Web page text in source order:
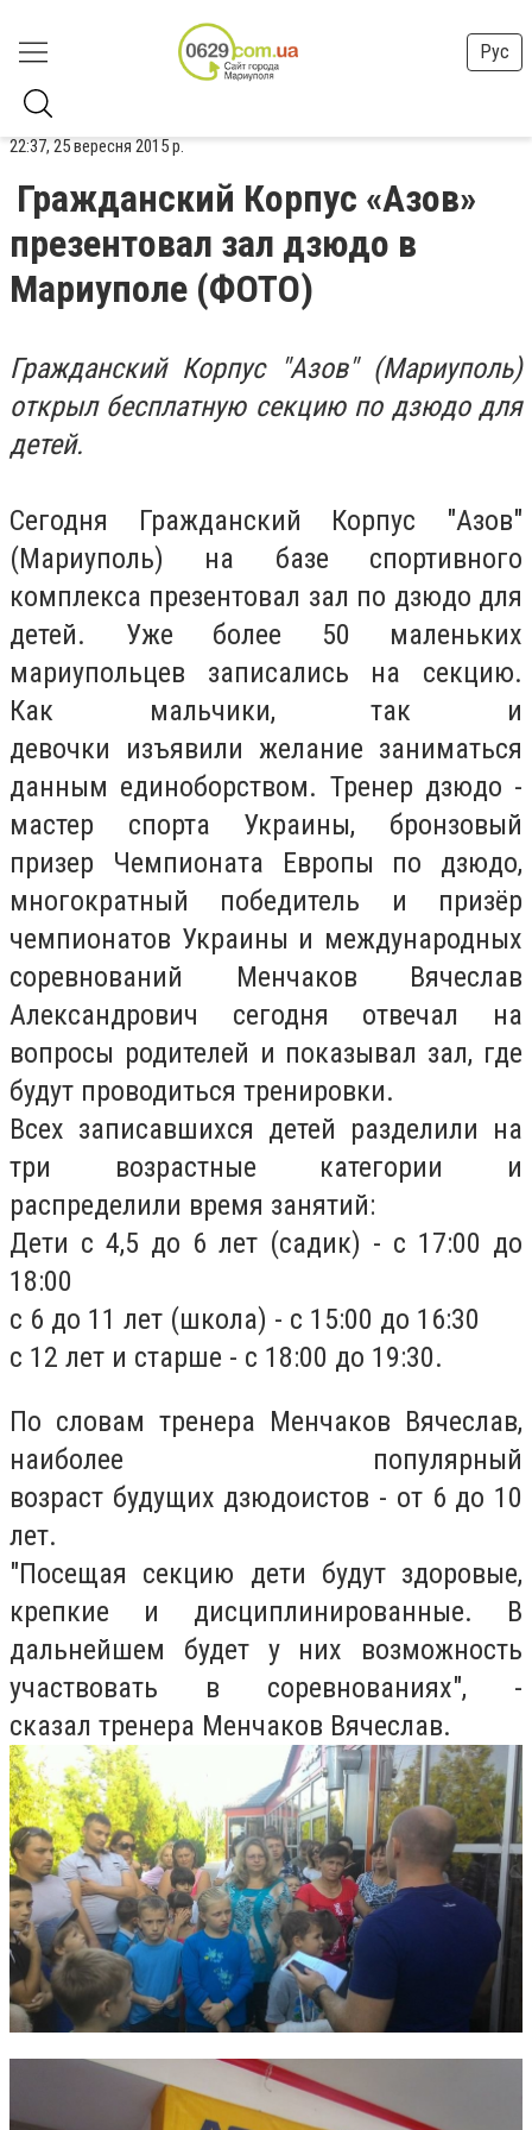
Рус
22:37, 25 вересня 2015 р.
Гражданский Корпус «Азов»
презентовал зал дзюдо в
Мариуполе (ФОТО)
Гражданский Корпус "Азов" (Мариуполь)
открыл бесплатную секцию по дзюдо для
детей.
Сегодня Гражданский Корпус "Азов"
(Мариуполь) на базе спортивного
комплекса презентовал зал по дзюдо для
детей. Уже более 50 маленьких
мариупольцев записались на секцию.
Как мальчики, так и
девочки изъявили желание заниматься
данным единоборством. Тренер дзюдо -
мастер спорта Украины, бронзовый
призер Чемпионата Европы по дзюдо,
многократный победитель и призёр
чемпионатов Украины и международных
соревнований Менчаков Вячеслав
Александрович сегодня отвечал на
вопросы родителей и показывал зал, где
будут проводиться тренировки.
Всех записавшихся детей разделили на
три возрастные категории и
распределили время занятий:
Дети с 4,5 до 6 лет (садик) - с 17:00 до
18:00
с 6 до 11 лет (школа) - с 15:00 до 16:30
с 12 лет и старше - с 18:00 до 19:30.
По словам тренера Менчаков Вячеслав,
наиболее популярный
возраст будущих дзюдоистов - от 6 до 10
лет.
"Посещая секцию дети будут здоровые,
крепкие и дисциплинированные. В
дальнейшем будет у них возможность
участвовать в соревнованиях", -
сказал тренера Менчаков Вячеслав.